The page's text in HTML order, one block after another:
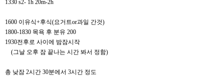
1330 s2- 1h 20m-2h
1600 이유식+후식(요거트or과일 간것)
1800-1830 목욕 후 분유 200
1930전후로 사이에 밤잠시작
(그날 오후 잠 끝나는 시간 봐서 정함)
총 낮잠 2시간 30분에서 3시간 정도